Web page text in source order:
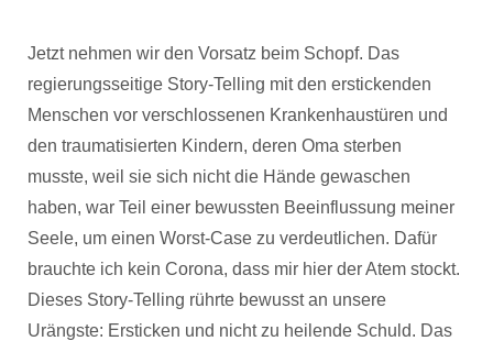
Jetzt nehmen wir den Vorsatz beim Schopf. Das
regierungsseitige Story-Telling mit den erstickenden
Menschen vor verschlossenen Krankenhaustüren und
den traumatisierten Kindern, deren Oma sterben
musste, weil sie sich nicht die Hände gewaschen
haben, war Teil einer bewussten Beeinflussung meiner
Seele, um einen Worst-Case zu verdeutlichen. Dafür
brauchte ich kein Corona, dass mir hier der Atem stockt.
Dieses Story-Telling rührte bewusst an unsere
Urängste: Ersticken und nicht zu heilende Schuld. Das